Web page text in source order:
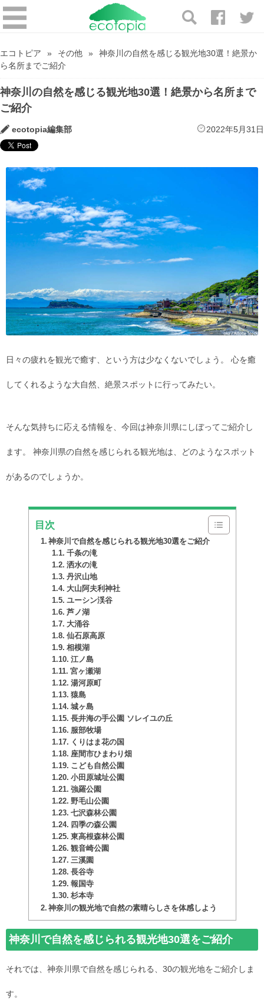
エコトピア その他
神奈川の自然を感じる観光地30選！絶景か
ら名所までご紹介
神奈川の自然を感じる観光地30選！絶景から名所まで
ご紹介
ecotopia編集部 2022年5月31日
日々の疲れを観光で癒す、という方は少なくないでしょう。 心を癒
してくれるような大自然、絶景スポットに行ってみたい。
そんな気持ちに応える情報を、今回は神奈川県にしぼってご紹介し
ます。 神奈川県の自然を感じられる観光地は、どのようなスポット
があるのでしょうか。
目次
神奈川で自然を感じられる観光地30選をご紹介
千条の滝
洒水の滝
丹沢山地
大山阿夫利神社
ユーシン渓谷
芦ノ湖
大涌谷
仙石原高原
相模湖
江ノ島
宮ヶ瀬湖
湯河原町
猿島
城ヶ島
長井海の手公園 ソレイユの丘
服部牧場
くりはま花の国
座間市ひまわり畑
こども自然公園
小田原城址公園
強羅公園
野毛山公園
七沢森林公園
四季の森公園
東高根森林公園
観音崎公園
三溪園
長谷寺
報国寺
杉本寺
神奈川の観光地で自然の素晴らしさを体感しよう
神奈川で自然を感じられる観光地30選をご紹介
それでは、神奈川県で自然を感じられる、30の観光地をご紹介しま
す。